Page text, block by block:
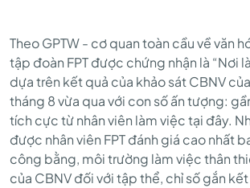
GỌI
TÊN
FPT
Theo GPTW - cơ quan toàn cầu về văn
tập đoàn FPT được chứng nhận là “Nơi
dựa trên kết quả của khảo sát CBNV
tháng 8 vừa qua với con số ấn tượng:
tích cực từ nhân viên làm việc tại đây.
được nhân viên FPT đánh giá cao nhất
công bằng, môi trường làm việc thân
của CBNV đối với tập thể, chỉ số gắn